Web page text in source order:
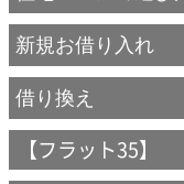
はじめてのかたへ（
住宅ローンを選ぶポイ
金利タイプ
新規お借り入れ
変動金利（固定特約
【フラット35】
借り換え
変動金利（固定特約付
【フラット35】